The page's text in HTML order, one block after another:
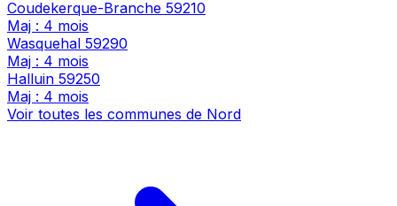
Coudekerque-Branche 59210
Maj : 4 mois
Wasquehal 59290
Maj : 4 mois
Halluin 59250
Maj : 4 mois
Voir toutes les communes de Nord